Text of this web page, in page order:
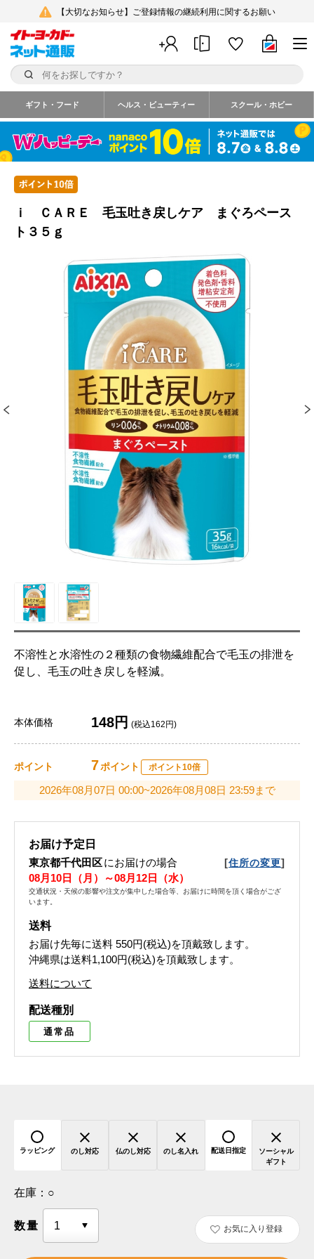
【大切なお知らせ】ご登録情報の継続利用に関するお願い
ギフト・フード ヘルス・ビューティー スクール・ホビー
ｉ ＣＡＲＥ 毛玉吐き戻しケア まぐろペース
ト３５ｇ
不溶性と水溶性の２種類の食物繊維配合で毛玉の排泄を
促し、毛玉の吐き戻しを軽減。
本体価格 148円 (税込162円)
ポイント 7ポイント ポイント10倍
2026年08月07日 00:00~2026年08月08日 23:59まで
お届け予定日
東京都千代田区にお届けの場合 [住所の変更]
08月10日（月）～08月12日（水）
交通状況・天候の影響や注文が集中した場合等、お届けに時間を頂く場合がござ
います。
送料
お届け先毎に送料 550円(税込)を頂戴致します。
沖縄県は送料1,100円(税込)を頂戴致します。
送料について
配送種別
通常品
ラッピング のし対応 仏のし対応 のし名入れ 配送日指定
ソーシャル
ギフト
在庫： ○
数量 お気に入り登録